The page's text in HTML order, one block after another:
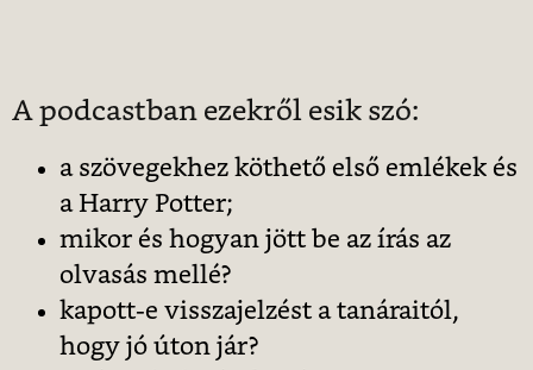
A podcastban ezekről esik szó:
a szövegekhez köthető első emlékek és
a Harry Potter;
mikor és hogyan jött be az írás az
olvasás mellé?
kapott-e visszajelzést a tanáraitól,
hogy jó úton jár?